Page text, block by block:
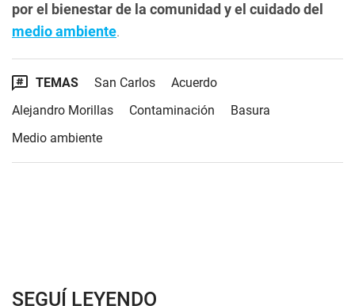
por el bienestar de la comunidad y el cuidado del
medio ambiente.
TEMAS San Carlos
Acuerdo
Alejandro Morillas
Contaminación
Basura
Medio ambiente
SEGUÍ LEYENDO